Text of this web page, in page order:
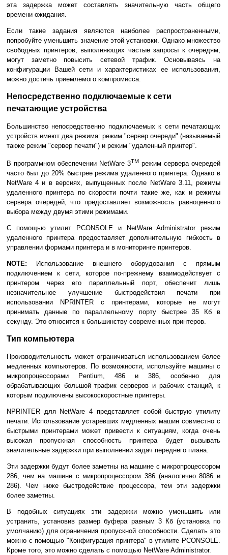
эта задержка может составлять значительную часть общего
времени ожидания.
Если такие задания являются наиболее распространенными,
попробуйте уменьшить значение этой установки. Однако множество
свободных принтеров, выполняющих частые запросы к очередям,
могут заметно повысить сетевой трафик. Основываясь на
конфигурации Вашей сети и характеристиках ее использования,
можно достичь приемлемого компромисса.
Непосредственно подключаемые к сети
печатающие устройства
Большинство непосредственно подключаемых к сети печатающих
устройств имеют два режима: режим "сервер очереди" (называемый
также режим "сервер печати") и режим "удаленный принтер".
В программном обеспечении NetWare 3TM режим сервера очередей
часто был до 20% быстрее режима удаленного принтера. Однако в
NetWare 4 и в версиях, выпущенных после NetWare 3.11, режимы
удаленного принтера по скорости почти такие же, как и режимы
сервера очередей, что предоставляет возможность равноценного
выбора между двумя этими режимами.
С помощью утилит PCONSOLE и NetWare Administrator режим
удаленного принтера предоставляет дополнительную гибкость в
управлении формами принтера и в мониторинге принтеров.
NOTE:
Использование внешнего оборудования с прямым
подключением к сети, которое по-прежнему взаимодействует с
принтером через его параллельный порт, обеспечит лишь
незначительное улучшение быстродействия печати при
использовании NPRINTER с принтерами, которые не могут
принимать данные по параллельному порту быстрее 35 Кб в
секунду. Это относится к большинству современных принтеров.
Тип компьютера
Производительность может ограничиваться использованием более
медленных компьютеров. По возможности, используйте машины с
микропроцессорами Pentium, 486 и 386, особенно для
обрабатывающих большой трафик серверов и рабочих станций, к
которым подключены высокоскоростные принтеры.
NPRINTER для NetWare 4 представляет собой быструю утилиту
печати. Использование устаревших медленных машин совместно с
быстрыми принтерами может привести к ситуациям, когда очень
высокая пропускная способность принтера будет вызывать
значительные задержки при выполнении задач переднего плана.
Эти задержки будут более заметны на машине с микропроцессором
286, чем на машине с микропроцессором 386 (аналогично 8086 и
286). Чем ниже быстродействие процессора, тем эти задержки
более заметны.
В подобных ситуациях эти задержки можно уменьшить или
устранить, установив размер буфера равным 3 Кб (установка по
умолчанию) для ограничения пропускной способности. Сделать это
можно с помощью "Конфигурация принтера" в утилите PCONSOLE.
Кроме того, это можно сделать с помощью NetWare Administrator.